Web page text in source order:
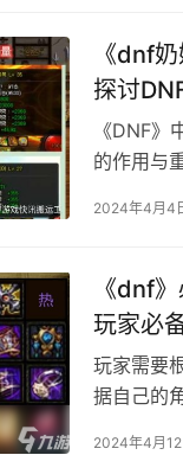
《dnf
探讨
《DNF
的作用与
2024年4月4
《dnf
玩家必
玩家需要
据自己的
2024年4月12